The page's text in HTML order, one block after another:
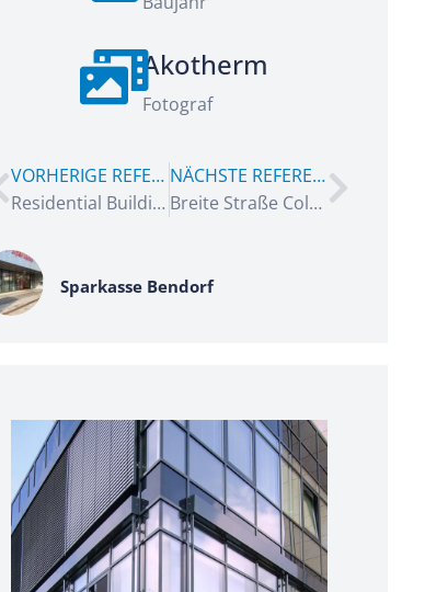
Akotherm
Fotograf
VORHERIGE REFERENZ
Residential Building Istanbul
NÄCHSTE REFERENZ
Breite Straße Cologne
Sparkasse Bendorf